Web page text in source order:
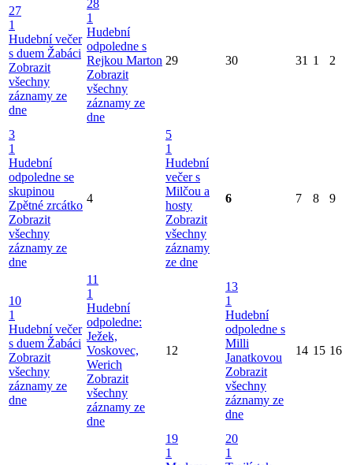
27
1
Hudební večer
s duem Žabáci
Zobrazit
všechny
záznamy ze
dne
28
1
Hudební
odpoledne s
Rejkou Marton
Zobrazit
všechny
záznamy ze
dne
29 30 31 1 2
3
1
Hudební
odpoledne se
skupinou
Zpětné zrcátko
Zobrazit
všechny
záznamy ze
dne
4
5
1
Hudební
večer s
Milčou a
hosty
Zobrazit
všechny
záznamy
ze dne
6 7 8 9
10
1
Hudební večer
s duem Žabáci
Zobrazit
všechny
záznamy ze
dne
11
1
Hudební
odpoledne:
Ježek,
Voskovec,
Werich
Zobrazit
všechny
záznamy ze
dne
12
13
1
Hudební
odpoledne s
Milli
Janatkovou
Zobrazit
všechny
záznamy ze
dne
14 15 16
19
1
20
1